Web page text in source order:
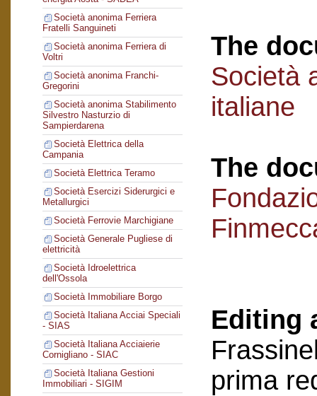
Società anonima Ferriera
Fratelli Sanguineti
Società anonima Ferriera di
Voltri
Società anonima Franchi-
Gregorini
Società anonima Stabilimento
Silvestro Nasturzio di
Sampierdarena
Società Elettrica della
Campania
Società Elettrica Teramo
Società Esercizi Siderurgici e
Metallurgici
Società Ferrovie Marchigiane
Società Generale Pugliese di
elettricità
Società Idroelettrica
dell'Ossola
Società Immobiliare Borgo
Società Italiana Acciai Speciali
- SIAS
Società Italiana Acciaierie
Cornigliano - SIAC
Società Italiana Gestioni
Immobiliari - SIGIM
The
Società
italiane
The
Editing
prima